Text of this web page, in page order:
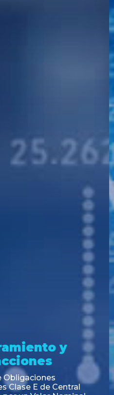
y
Obligaciones
Clase E de Central